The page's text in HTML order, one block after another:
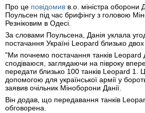
Про це повідомив в.о. міністра оборони
Поульсен під час брифінгу з головою
Резніковим в Одесі.
За словами Поульсена, Данія уклала
постачання Україні Leopard близько двох
"Ми почнемо постачання танків Leopard
сподіваюся, заглядаючи на півроку
передати близько 100 танків Leopard 1.
допомогою для української армії у
заявив очільник Міноборони Данії.
Він додав, що передавання танків
обговорена.